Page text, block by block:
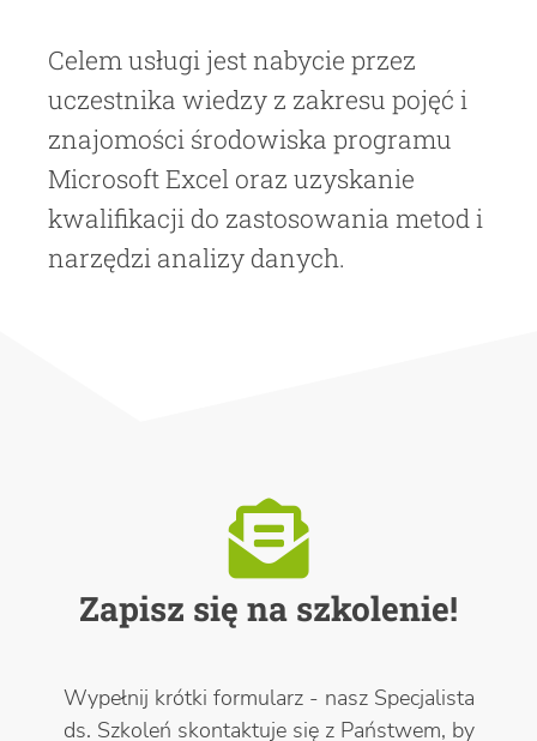
Celem usługi jest nabycie przez
uczestnika wiedzy z zakresu pojęć i
znajomości środowiska programu
Microsoft Excel oraz uzyskanie
kwalifikacji do zastosowania metod i
narzędzi analizy danych.
Zapisz się na szkolenie!
Wypełnij krótki formularz - nasz Specjalista
ds. Szkoleń skontaktuje się z Państwem, by